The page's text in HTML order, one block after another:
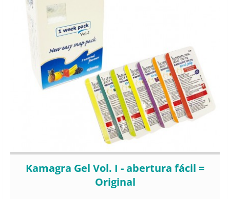
Kamagra Gel Vol. I - abertura fácil =
Original